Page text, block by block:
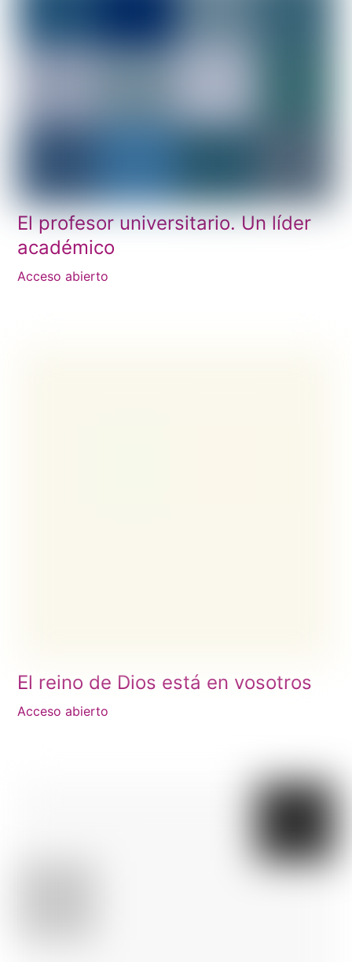
El profesor universitario. Un líder
académico
Acceso abierto
El reino de Dios está en vosotros
Acceso abierto